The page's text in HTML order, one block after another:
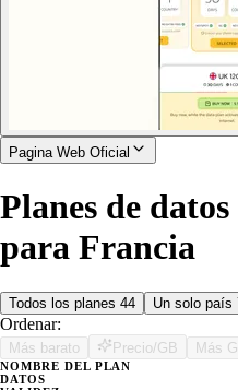
Pagina Web Oficial
Planes de
para Francia
Todos los planes 44 Un solo país
Ordenar:
Más barato Precio/GB Más
NOMBRE DEL PLAN
DATOS